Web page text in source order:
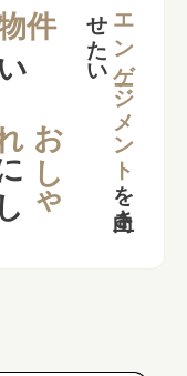
件
お
し
ゃ
れ エンゲージメント
を
向上さ
せ
た
い